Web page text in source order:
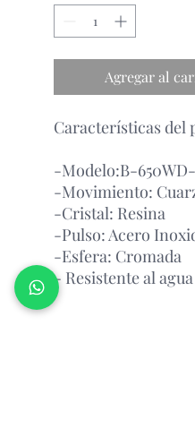
Agregar al
Características del
-Modelo:B-
-Movimiento:
-Cristal: Resina
-Pulso: Acero
-Esfera: Cromada
- Resistente al agua